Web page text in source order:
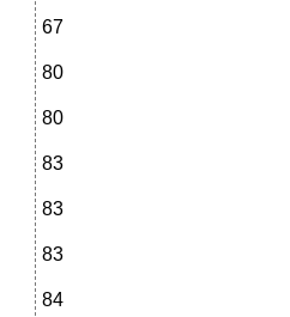
67
80
80
83
83
83
84